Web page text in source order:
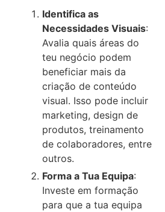
Identifica as
Necessidades Visuais:
Avalia quais áreas do
teu negócio podem
beneficiar mais da
criação de conteúdo
visual. Isso pode incluir
marketing, design de
produtos, treinamento
de colaboradores, entre
outros.
Forma a Tua Equipa:
Investe em formação
para que a tua equipa